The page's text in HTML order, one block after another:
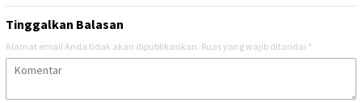
Tinggalkan Balasan
Alamat email Anda tidak akan dipublikasikan. Ruas yang wajib ditandai *